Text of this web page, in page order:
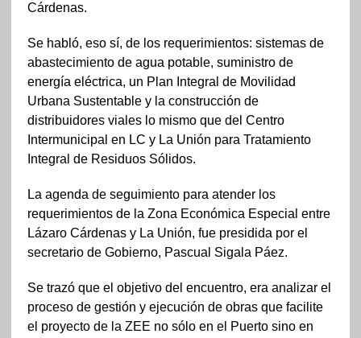
Cárdenas.
Se habló, eso sí, de los requerimientos: sistemas de
abastecimiento de agua potable, suministro de
energía eléctrica, un Plan Integral de Movilidad
Urbana Sustentable y la construcción de
distribuidores viales lo mismo que del Centro
Intermunicipal en LC y La Unión para Tratamiento
Integral de Residuos Sólidos.
La agenda de seguimiento para atender los
requerimientos de la Zona Económica Especial entre
Lázaro Cárdenas y La Unión, fue presidida por el
secretario de Gobierno, Pascual Sigala Páez.
Se trazó que el objetivo del encuentro, era analizar el
proceso de gestión y ejecución de obras que facilite
el proyecto de la ZEE no sólo en el Puerto sino en